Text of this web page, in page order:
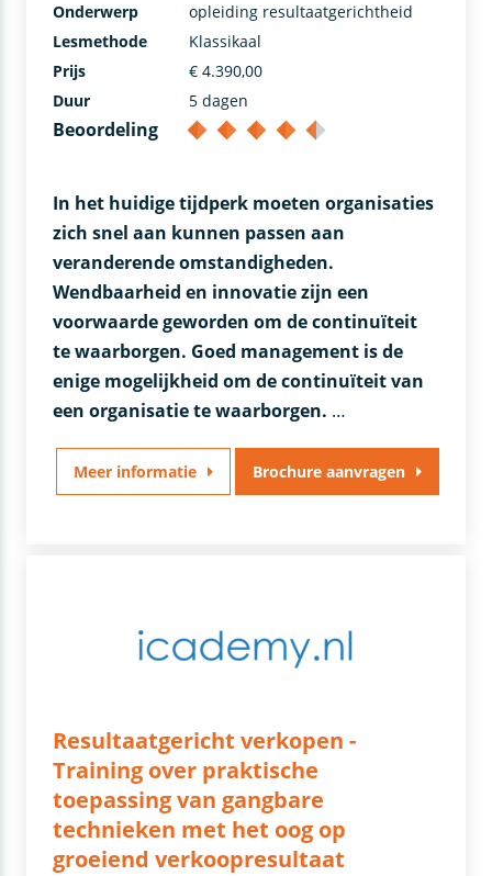
In het huidige tijdperk moeten organisaties
zich snel aan kunnen passen aan
veranderende omstandigheden.
Wendbaarheid en innovatie zijn een
voorwaarde geworden om de continuïteit
te waarborgen. Goed management is de
enige mogelijkheid om de continuïteit van
een organisatie te waarborgen. …
Onderwerp
opleiding resultaatgerichtheid
Lesmethode
Klassikaal
Prijs
€ 4.390,00
Duur
5 dagen
Beoordeling
Meer informatie Brochure aanvragen
Resultaatgericht verkopen -
Training over praktische
toepassing van gangbare
technieken met het oog op
groeiend verkoopresultaat